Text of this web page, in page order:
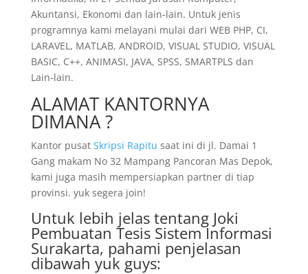
Akuntansi, Ekonomi dan lain-lain. Untuk jenis
programnya kami melayani mulai dari WEB PHP, CI,
LARAVEL, MATLAB, ANDROID, VISUAL STUDIO, VISUAL
BASIC, C++, ANIMASI, JAVA, SPSS, SMARTPLS dan
Lain-lain.
ALAMAT KANTORNYA
DIMANA ?
Kantor pusat Skripsi Rapitu saat ini di jl. Damai 1
Gang makam No 32 Mampang Pancoran Mas Depok,
kami juga masih mempersiapkan partner di tiap
provinsi. yuk segera join!
Untuk lebih jelas tentang Joki
Pembuatan Tesis Sistem Informasi
Surakarta, pahami penjelasan
dibawah yuk guys: